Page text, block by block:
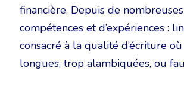
financière. Depuis de
compétences et d’expériences :
consacré à la qualité d’écriture
longues, trop alambiquées, ou